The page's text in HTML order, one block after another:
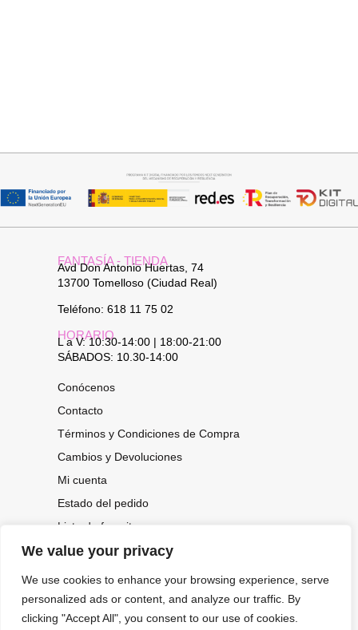
We value your privacy
We use cookies to enhance your browsing experience, serve
personalized ads or content, and analyze our traffic. By
clicking "Accept All", you consent to our use of cookies.
FANTASÍA - TIENDA
Avd Don Antonio Huertas, 74
13700 Tomelloso (Ciudad Real)
Teléfono: 618 11 75 02
HORARIO
L a V: 10:30-14:00 | 18:00-21:00
SÁBADOS: 10.30-14:00
Conócenos
Contacto
Términos y Condiciones de Compra
Cambios y Devoluciones
Mi cuenta
Estado del pedido
Lista de favoritos
CONOCE NUESTRAS NOVEDADES,
OFERTAS...